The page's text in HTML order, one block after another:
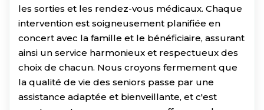
les sorties et les rendez-vous médicaux. Chaque
intervention est soigneusement planifiée en
concert avec la famille et le bénéficiaire, assurant
ainsi un service harmonieux et respectueux des
choix de chacun. Nous croyons fermement que
la qualité de vie des seniors passe par une
assistance adaptée et bienveillante, et c'est